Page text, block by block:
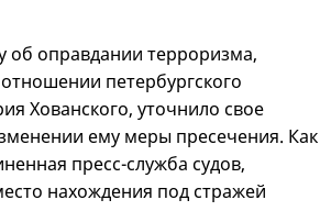
об оправдании терроризма,
петербургского
Хованского, уточнило свое
ему меры пресечения. Как
пресс-служба судов,
нахождения под стражей